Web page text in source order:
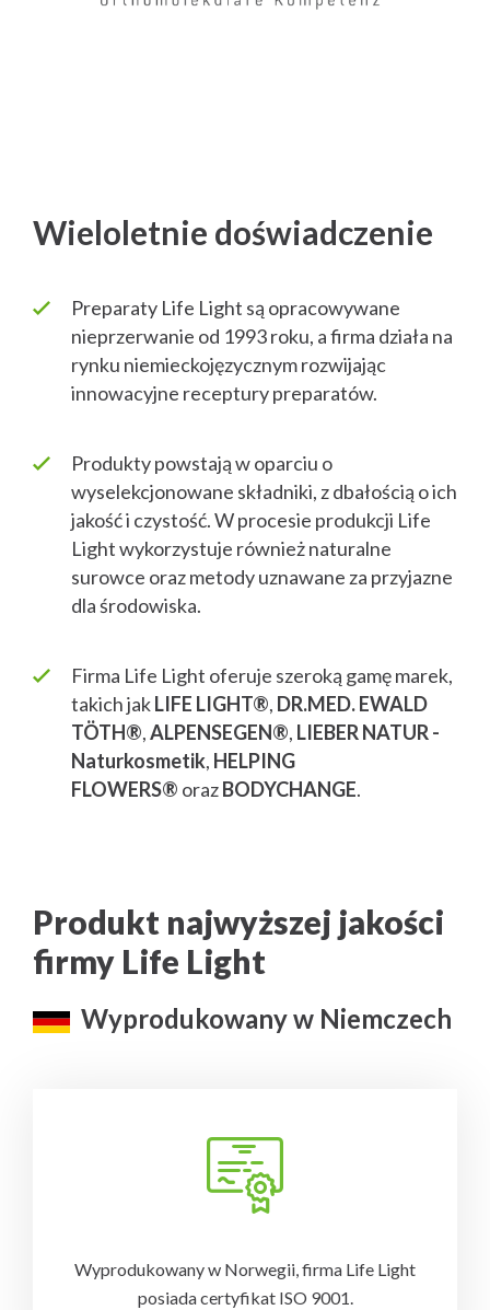
Wieloletnie doświadczenie
Preparaty Life Light są opracowywane
nieprzerwanie od 1993 roku, a firma działa na
rynku niemieckojęzycznym rozwijając
innowacyjne receptury preparatów.
Produkty powstają w oparciu o
wyselekcjonowane składniki, z dbałością o ich
jakość i czystość. W procesie produkcji Life
Light wykorzystuje również naturalne
surowce oraz metody uznawane za przyjazne
dla środowiska.
Firma Life Light oferuje szeroką gamę marek,
takich jakLIFE LIGHT®, DR.MED. EWALD
TÖTH®,ALPENSEGEN®, LIEBER NATUR -
Naturkosmetik, HELPING
FLOWERS® orazBODYCHANGE.
Produkt najwyższej jakości
firmy Life Light
Wyprodukowany w Niemczech
Wyprodukowany w Norwegii, firma Life Light
posiada certyfikat ISO 9001.